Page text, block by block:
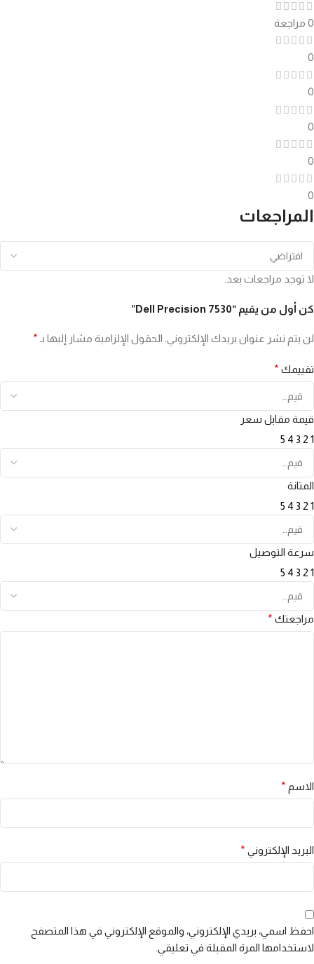
0 مراجعة
0
0
0
0
0
المراجعات
لا توجد مراجعات بعد.
كن أول من يقيم “Dell Precision 7530”
لن يتم نشر عنوان بريدك الإلكتروني. الحقول الإلزامية مشار إليها بـ *
تقييمك *
قيمة مقابل سعر
1
2
3
4
5
المتانة
1
2
3
4
5
سرعة التوصيل
1
2
3
4
5
مراجعتك *
الاسم *
البريد الإلكتروني *
احفظ اسمي، بريدي الإلكتروني، والموقع الإلكتروني في هذا المتصفح
لاستخدامها المرة المقبلة في تعليقي.